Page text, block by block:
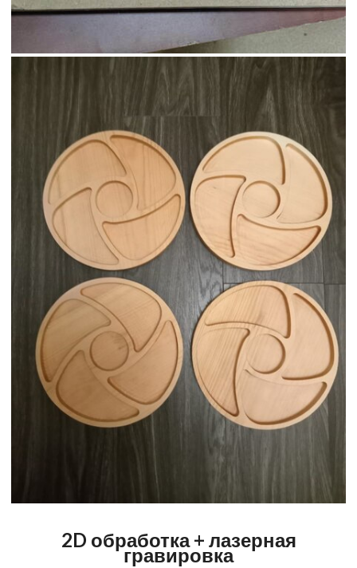
2D обработка + лазерная
гравировка